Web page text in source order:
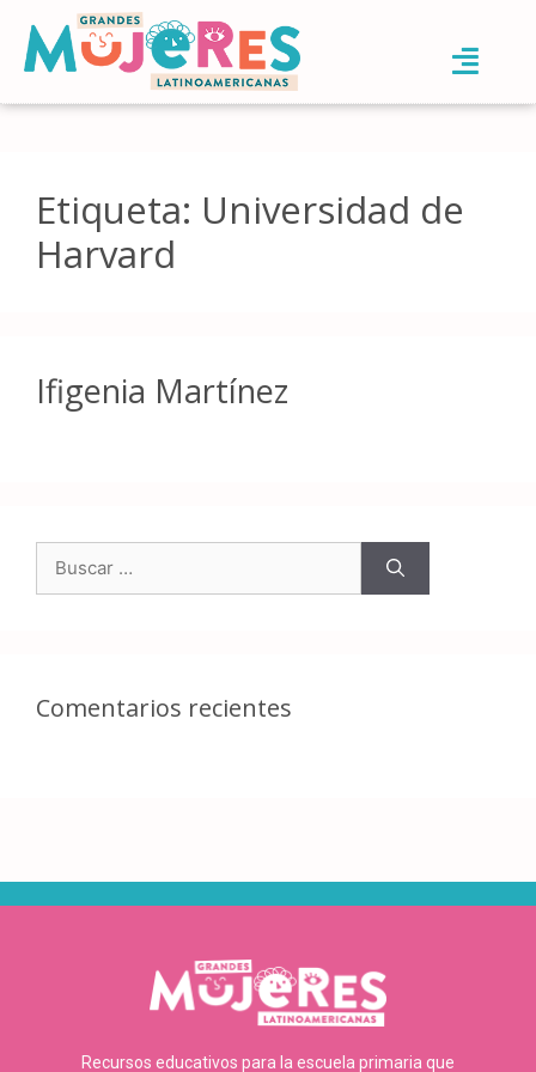
Etiqueta: Universidad de
Harvard
Ifigenia Martínez
Comentarios recientes
Recursos educativos para la escuela primaria que